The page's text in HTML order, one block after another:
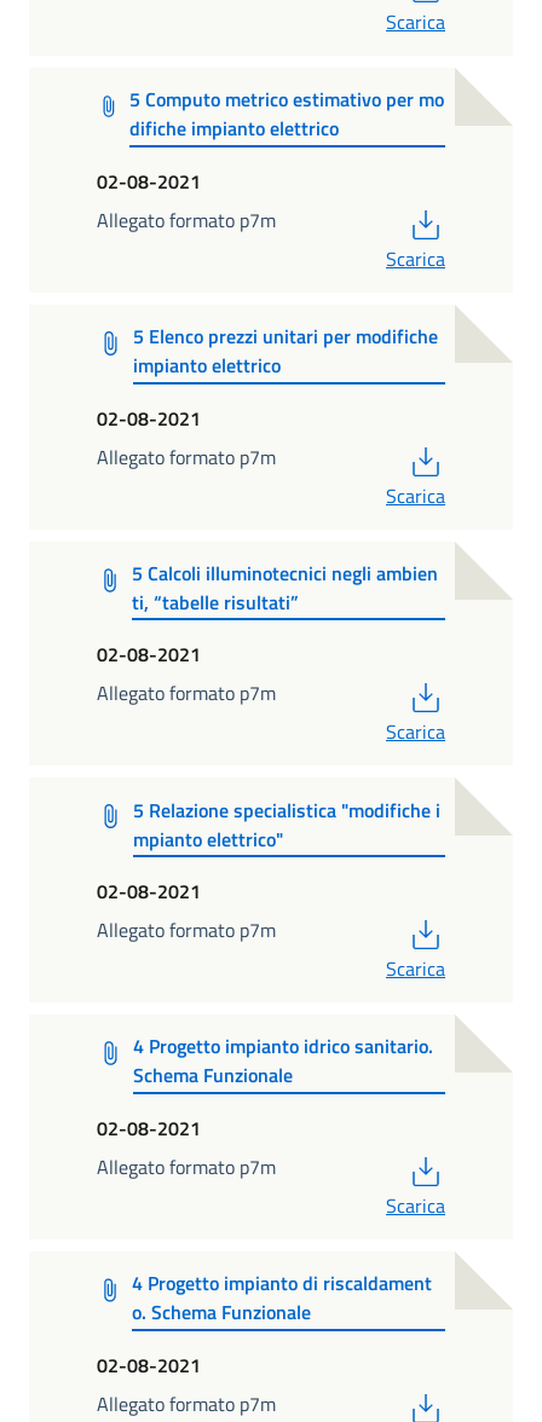
Scarica
5 Computo metrico estimativo per mo
difiche impianto elettrico
02-08-2021
Allegato formato p7m
Scarica
5 Elenco prezzi unitari per modifiche
impianto elettrico
02-08-2021
Allegato formato p7m
Scarica
5 Calcoli illuminotecnici negli ambien
ti, “tabelle risultati”
02-08-2021
Allegato formato p7m
Scarica
5 Relazione specialistica "modifiche i
mpianto elettrico"
02-08-2021
Allegato formato p7m
Scarica
4 Progetto impianto idrico sanitario.
Schema Funzionale
02-08-2021
Allegato formato p7m
Scarica
4 Progetto impianto di riscaldament
o. Schema Funzionale
02-08-2021
Allegato formato p7m